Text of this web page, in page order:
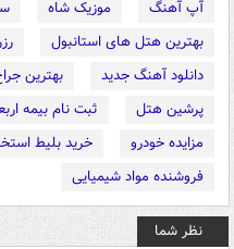
آپ آهنگ موزیک شاه
بهترین هتل های استانبول
دانلود آهنگ جدید
بهترین
پرشین هتل
ثبت نام بیمه
مزایده خودرو
خرید بلیط
فروشنده مواد شیمیایی
نظر شما